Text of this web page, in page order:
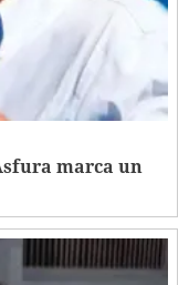
marca un